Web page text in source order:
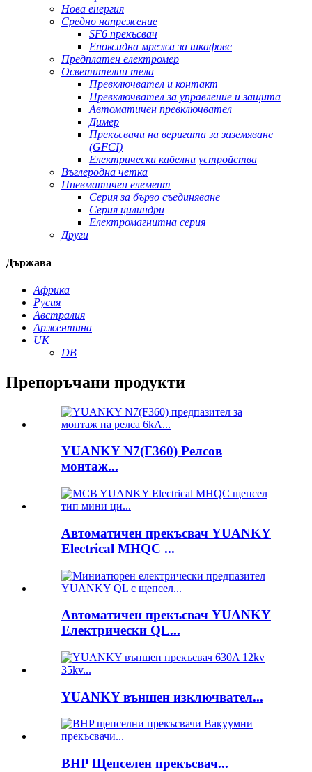
Нова енергия
Средно напрежение
SF6 прекъсвач
Епоксидна мрежа за шкафове
Предплатен електромер
Осветителни тела
Превключвател и контакт
Превключвател за управление и защита
Автоматичен превключвател
Димер
Прекъсвачи на веригата за заземяване
(GFCI)
Електрически кабелни устройства
Въглеродна четка
Пневматичен елемент
Серия за бързо съединяване
Серия цилиндри
Електромагнитна серия
Други
Държава
Африка
Русия
Австралия
Аржентина
UK
DB
Препоръчани продукти
YUANKY N7(F360) Релсов
монтаж...
Автоматичен прекъсвач YUANKY
Electrical MHQC ...
Автоматичен прекъсвач YUANKY
Електрически QL...
YUANKY външен изключвател...
BHP Щепселен прекъсвач...